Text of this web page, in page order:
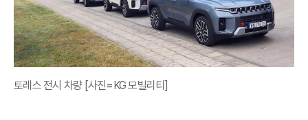
토레스 전시 차량 [사진=KG 모빌리티]